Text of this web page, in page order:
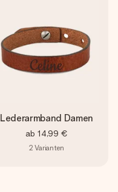
Lederarmband Damen
ab 14,99 €
2 Varianten